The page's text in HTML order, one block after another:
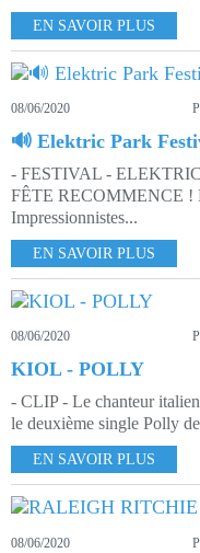
EN SAVOIR PLUS
08/06/2020
🔊 Elektric Park
- FESTIVAL -
FÊTE RECOMMENCE !
Impressionnistes...
EN SAVOIR PLUS
08/06/2020
KIOL - POLLY
- CLIP - Le chanteur
le deuxième single Polly
EN SAVOIR PLUS
08/06/2020